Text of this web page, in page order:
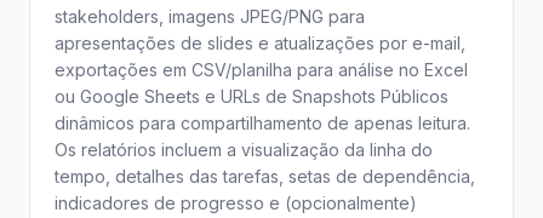
stakeholders, imagens JPEG/PNG para
apresentações de slides e atualizações por e-mail,
exportações em CSV/planilha para análise no Excel
ou Google Sheets e URLs de Snapshots Públicos
dinâmicos para compartilhamento de apenas leitura.
Os relatórios incluem a visualização da linha do
tempo, detalhes das tarefas, setas de dependência,
indicadores de progresso e (opcionalmente)